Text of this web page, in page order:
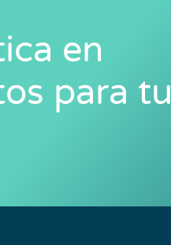
en
para tu